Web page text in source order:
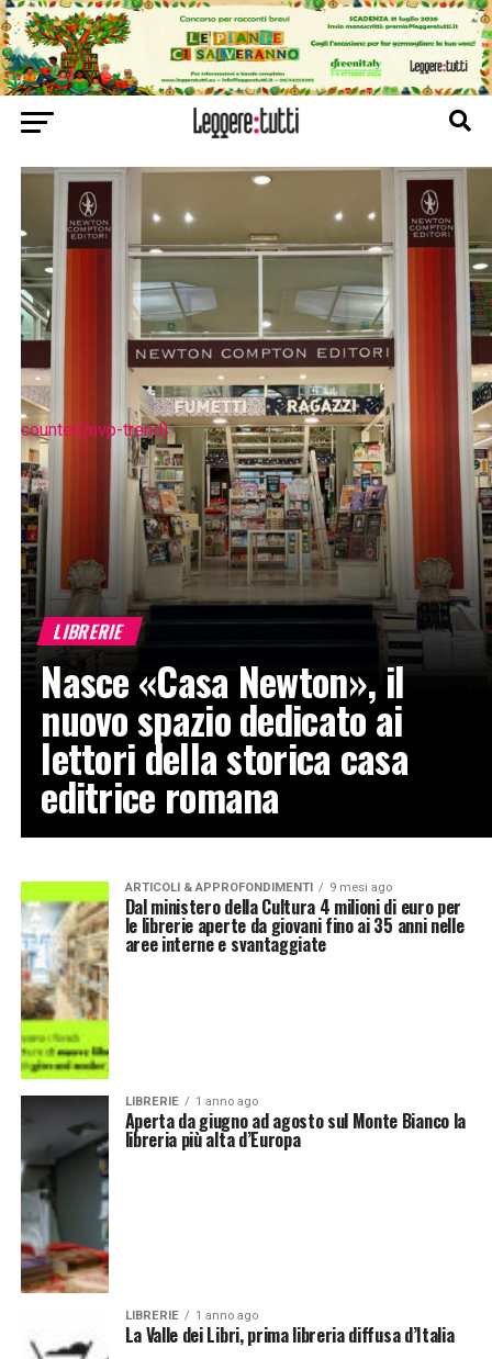
LIBRERIE
Nasce «Casa Newton», il
nuovo spazio dedicato ai
lettori della storica casa
editrice romana
ARTICOLI & APPROFONDIMENTI 9 mesi ago
Dal ministero della Cultura 4 milioni di euro per
le librerie aperte da giovani fino ai 35 anni nelle
aree interne e svantaggiate
LIBRERIE 1 anno ago
Aperta da giugno ad agosto sul Monte Bianco la
libreria più alta d’Europa
LIBRERIE 1 anno ago
La Valle dei Libri, prima libreria diffusa d’Italia